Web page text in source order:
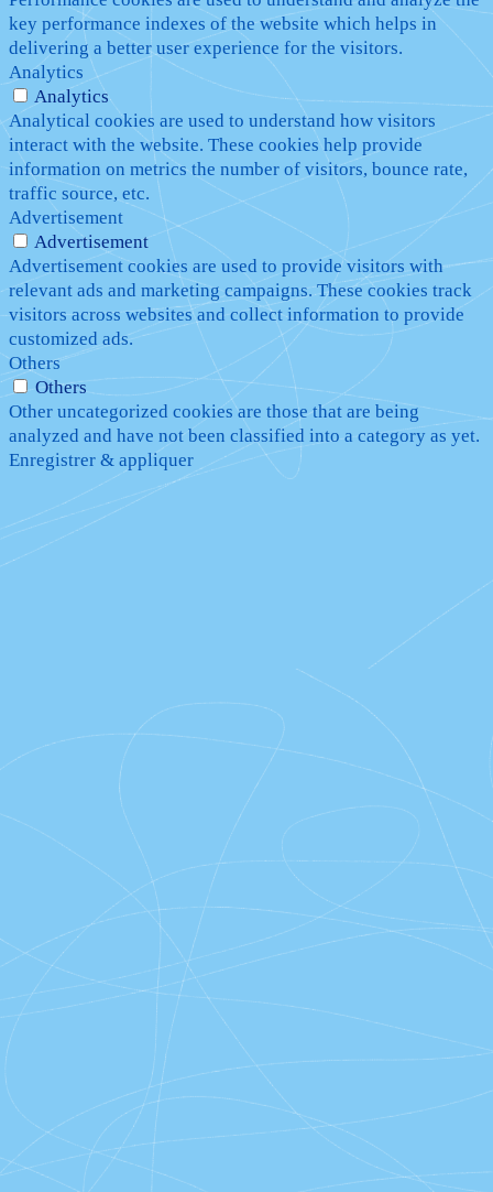
key performance indexes of the website which helps in
delivering a better user experience for the visitors.
Analytics
Analytics
Analytical cookies are used to understand how visitors
interact with the website. These cookies help provide
information on metrics the number of visitors, bounce rate,
traffic source, etc.
Advertisement
Advertisement
Advertisement cookies are used to provide visitors with
relevant ads and marketing campaigns. These cookies track
visitors across websites and collect information to provide
customized ads.
Others
Others
Other uncategorized cookies are those that are being
analyzed and have not been classified into a category as yet.
Enregistrer & appliquer